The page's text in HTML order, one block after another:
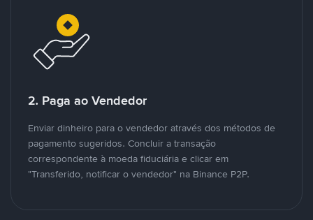
2. Paga ao Vendedor
Enviar dinheiro para o vendedor através dos métodos de
pagamento sugeridos. Concluir a transação
correspondente à moeda fiduciária e clicar em
"Transferido, notificar o vendedor" na Binance P2P.